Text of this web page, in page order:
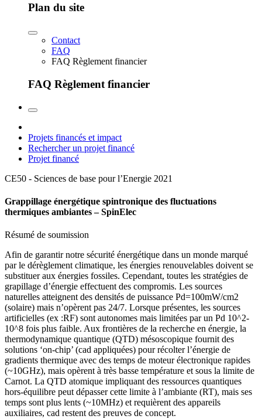
Plan du site
Contact
FAQ
FAQ Règlement financier
FAQ Règlement financier
Projets financés et impact
Rechercher un projet financé
Projet financé
CE50 - Sciences de base pour l’Energie 2021
Grappillage énergétique spintronique des fluctuations
thermiques ambiantes – SpinElec
Résumé de soumission
Afin de garantir notre sécurité énergétique dans un monde marqué
par le dérèglement climatique, les énergies renouvelables doivent se
substituer aux énergies fossiles. Cependant, toutes les stratégies de
grapillage d’énergie effectuent des compromis. Les sources
naturelles atteignent des densités de puissance Pd=100mW/cm2
(solaire) mais n’opèrent pas 24/7. Lorsque présentes, les sources
artificielles (ex :RF) sont autonomes mais limitées par un Pd 10^2-
10^8 fois plus faible. Aux frontières de la recherche en énergie, la
thermodynamique quantique (QTD) mésoscopique fournit des
solutions ‘on-chip’ (cad appliquées) pour récolter l’énergie de
gradients thermique avec des temps de moteur électronique rapides
(~10GHz), mais opèrent à très basse température et sous la limite de
Carnot. La QTD atomique impliquant des ressources quantiques
hors-équilibre peut dépasser cette limite à l’ambiante (RT), mais ses
temps sont plus lents (~10MHz) et requièrent des appareils
auxiliaires, cad restent des preuves de concept.